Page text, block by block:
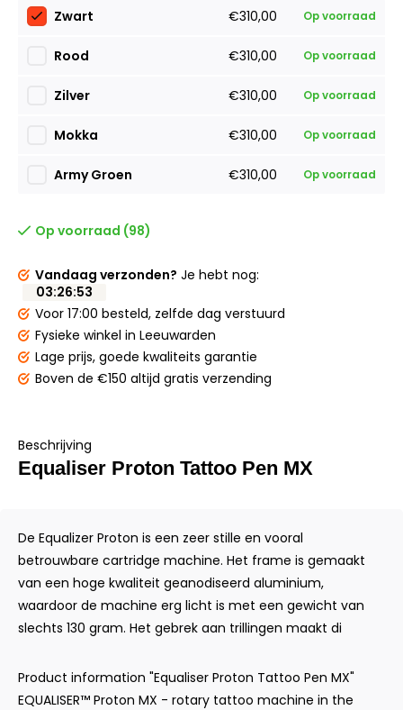
Zwart €310,00 Op voorraad
Rood €310,00 Op voorraad
Zilver €310,00 Op voorraad
Mokka €310,00 Op voorraad
Army Groen €310,00 Op voorraad
Op voorraad (98)
Vandaag verzonden? Je hebt nog:
03:26:53
Voor 17:00 besteld, zelfde dag verstuurd
Fysieke winkel in Leeuwarden
Lage prijs, goede kwaliteits garantie
Boven de €150 altijd gratis verzending
Beschrijving
Equaliser Proton Tattoo Pen MX
De Equalizer Proton is een zeer stille en vooral
betrouwbare cartridge machine. Het frame is gemaakt
van een hoge kwaliteit geanodiseerd aluminium,
waardoor de machine erg licht is met een gewicht van
slechts 130 gram. Het gebrek aan trillingen maakt di
Product information "Equaliser Proton Tattoo Pen MX"
EQUALISER™ Proton MX - rotary tattoo machine in the